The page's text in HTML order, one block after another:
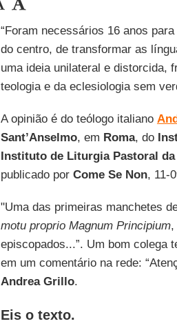
“Foram necessários 16 anos
do centro, de transformar as
uma ideia unilateral e distorcida,
teologia e da eclesiologia sem
A opinião é do teólogo italiano
Sant’Anselmo, em Roma, do
Instituto de Liturgia Pastoral
publicado por Come Se Non, 11-
"Uma das primeiras manchetes
motu proprio Magnum Principium,
episcopados...”. Um bom colega
em um comentário na rede:
Andrea Grillo.
Eis o texto.